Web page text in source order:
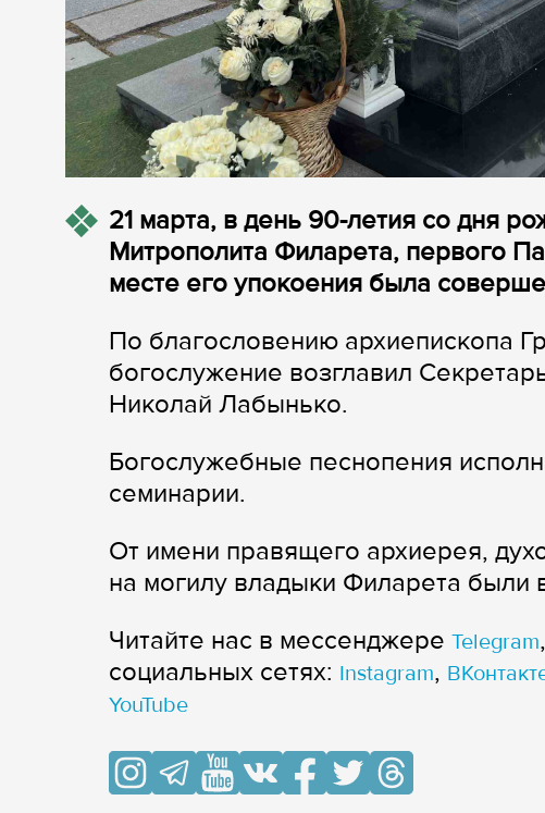
21 марта, в день 90-летия со дня
Митрополита Филарета, первого
месте его упокоения была
По благословению архиепископа
богослужение возглавил
Николай Лабынько.
Богослужебные песнопения
семинарии.
От имени правящего архиерея,
на могилу владыки Филарета
Читайте нас в мессенджере Telegram
cоциальных сетях: Instagram,
YouTube